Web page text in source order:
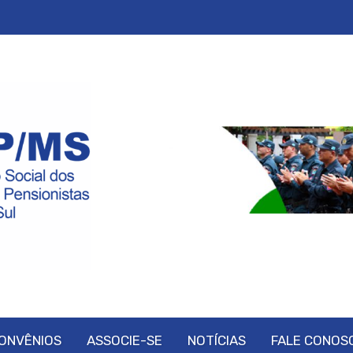
ASSOCIE-SE NOTÍCIAS FALE